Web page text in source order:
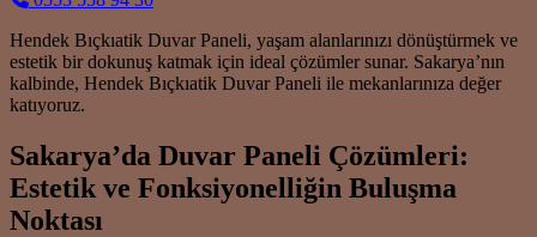
Hendek Bıçkıatik Duvar Paneli, yaşam alanlarınızı dönüştürmek ve
estetik bir dokunuş katmak için ideal çözümler sunar. Sakarya’nın
kalbinde, Hendek Bıçkıatik Duvar Paneli ile mekanlarınıza değer
katıyoruz.
Sakarya’da Duvar Paneli Çözümleri:
Estetik ve Fonksiyonelliğin Buluşma
Noktası